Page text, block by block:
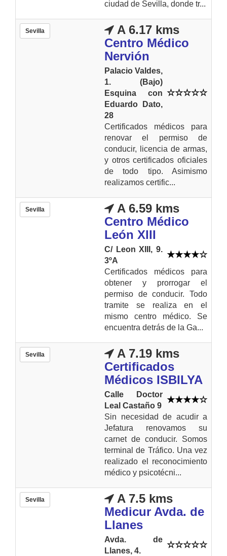
ciudad de Sevilla, donde tr...
Sevilla
A 6.17 kms
Centro Médico
Nervión
Palacio Valdes,
1. (Bajo)
Esquina con
Eduardo Dato,
28
Certificados médicos para
renovar el permiso de
conducir, licencia de armas,
y otros certificados oficiales
de todo tipo. Asimismo
realizamos certific...
Sevilla
A 6.59 kms
Centro Médico
León XIII
C/ Leon XIII, 9.
3ºA
Certificados médicos para
obtener y prorrogar el
permiso de conducir. Todo
tramite se realiza en el
mismo centro médico. Se
encuentra detrás de la Ga...
Sevilla
A 7.19 kms
Certificados
Médicos ISBILYA
Calle Doctor
Leal Castaño 9
Sin necesidad de acudir a
Jefatura renovamos su
carnet de conducir. Somos
terminal de Tráfico. Una vez
realizado el reconocimiento
médico y psicotécni...
Sevilla
A 7.5 kms
Medicur Avda. de
Llanes
Avda. de
Llanes, 4.